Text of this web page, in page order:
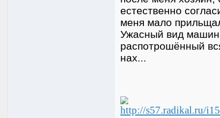
естественно
меня мало
Ужасный вид
распотрошённый
нах...